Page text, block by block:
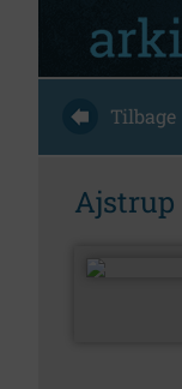
Tilbage
Ajstrup